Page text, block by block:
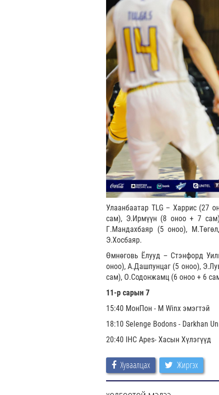
Улаанбаатар TLG – Харрис (27
сам), Э.Ирмүүн (8 оноо + 7
Г.Мандахбаяр (5 оноо),
Э.Хосбаяр.
Өмнөговь Ёлууд – Стэнфорд
оноо), А.Дашпунцаг (5 оноо),
сам), О.Содонжамц (6 оноо + 6
11-р сарын 7
15:40 МонПон - M Winx эмэгтэй
18:10 Selenge Bodons - Darkhan
20:40 IHC Apes- Хасын Хүлэгүүд
Хуваалцах Жиргэх